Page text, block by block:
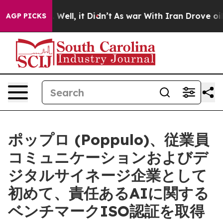
AGP PICKS
40%. Well, it Didn’t As war With Iran Drove oil
ポップロ (Poppulo)、従業員
コミュニケーションおよびデ
ジタルサイネージ企業として
初めて、責任あるAIに関する
ベンチマークISO認証を取得